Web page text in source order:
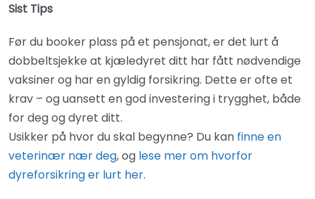
Sist Tips
Før du booker plass på et pensjonat, er det lurt å
dobbeltsjekke at kjæledyret ditt har fått nødvendige
vaksiner og har en gyldig forsikring. Dette er ofte et
krav – og uansett en god investering i trygghet, både
for deg og dyret ditt.
Usikker på hvor du skal begynne? Du kan finne en
veterinær nær deg, og lese mer om hvorfor
dyreforsikring er lurt her.